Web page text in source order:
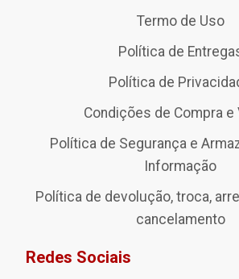
Termo de Uso
Política de
Política de
Condições de Compra e
Política de Segurança e
Informação
Política de devolução, troca,
cancelamento
Redes Sociais